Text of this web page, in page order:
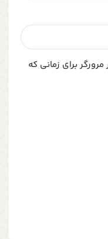
برای زمانی که